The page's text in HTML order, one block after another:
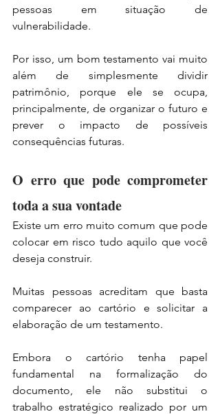
pessoas em situação de
vulnerabilidade.
Por isso, um bom testamento vai muito
além de simplesmente dividir
patrimônio, porque ele se ocupa,
principalmente, de organizar o futuro e
prever o impacto de possíveis
consequências futuras.
O erro que pode comprometer
toda a sua vontade
Existe um erro muito comum que pode
colocar em risco tudo aquilo que você
deseja construir.
Muitas pessoas acreditam que basta
comparecer ao cartório e solicitar a
elaboração de um testamento.
Embora o cartório tenha papel
fundamental na formalização do
documento, ele não substitui o
trabalho estratégico realizado por um